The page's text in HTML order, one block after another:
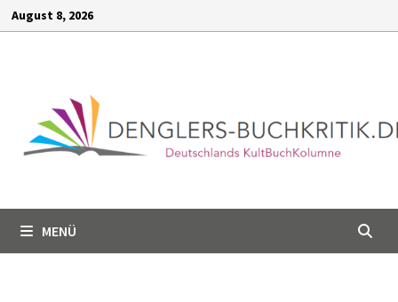
springen
August 8, 2026
MENÜ